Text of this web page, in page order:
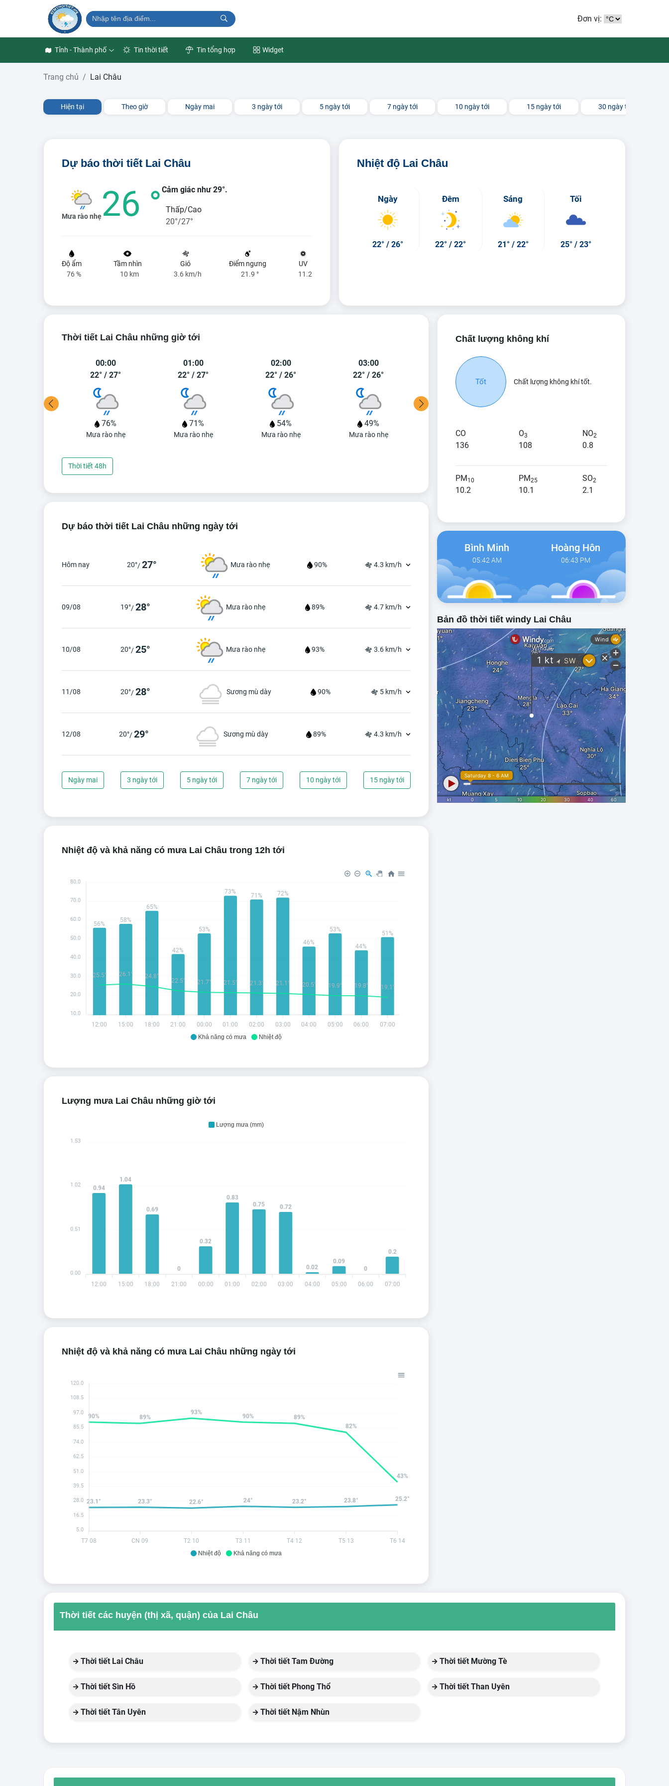
Đơn vị:
Tỉnh - Thành phố Tin thời tiết Tin tổng hợp Widget
Trang chủ Lai Châu
Hiện tại Theo giờ Ngày mai 3 ngày tới 5 ngày tới 7 ngày tới 10 ngày tới 15 ngày tới 30 ngày tới
Dự báo thời tiết Lai Châu
Mưa rào nhẹ26 ° Cảm giác như 29°.
Thấp/Cao
20°/27°
Độ ẩm
76 %
Tầm nhìn
10 km
Gió
3.6 km/h
Điểm ngưng
21.9 °
UV
11.2
Nhiệt độ Lai Châu
Ngày
22°/26°
Đêm
22°/22°
Sáng
21° / 22°
Tối
25°/23°
Thời tiết Lai Châu những giờ tới
00:00
22° / 27°
76%
Mưa rào nhẹ
01:00
22° / 27°
71%
Mưa rào nhẹ
02:00
22° / 26°
54%
Mưa rào nhẹ
03:00
22° / 26°
49%
Mưa rào nhẹ
04:00
/
Mưa rào nhẹ Mưa rào nhẹ
Thời tiết 48h
Dự báo thời tiết Lai Châu những ngày tới
Hôm nay 20°/27° Mưa rào nhẹ 90% 4.3 km/h
09/08 19°/28° Mưa rào nhẹ 89% 4.7 km/h
10/08 20°/25° Mưa rào nhẹ 93% 3.6 km/h
11/08 20°/28° Sương mù dày 90% 5 km/h
12/08 20°/29° Sương mù dày 89% 4.3 km/h
Ngày mai 3 ngày tới 5 ngày tới 7 ngày tới 10 ngày tới 15 ngày tới
Nhiệt độ và khả năng có mưa Lai Châu trong 12h tới
Khả năng có mưa Nhiệt độ
12:00 15:00 18:00 21:00 00:00 01:00 02:00 03:00 04:00 05:00 06:00 07:00
56%
58%
65%
42%
53%
73%
71% 72%
46%
53%
44%
51%
25.5° 26.1° 24.8°
22.5° 21.7° 21.5° 21.3° 21.1° 20.5° 19.9° 19.8° 19.1°
80.0
70.0
60.0
50.0
40.0
30.0
20.0
10.0
Lượng mưa Lai Châu những giờ tới
Lượng mưa (mm)
12:00 15:00 18:00 21:00 00:00 01:00 02:00 03:00 04:00 05:00 06:00 07:00
0.94
1.04
0.69
0
0.32
0.83
0.75
0.72
0.02
0.09
0
0.2
1.53
1.02
0.51
0.00
Nhiệt độ và khả năng có mưa Lai Châu những ngày tới
Nhiệt độ Khả năng có mưa
T7 08 CN 09 T2 10 T3 11 T4 12 T5 13 T6 14
23.1° 23.3° 22.6° 24° 23.2° 23.8° 25.2°
90% 89%
93%
90%
89%
82%
43%
120.0
108.5
97.0
85.5
74.0
62.5
51.0
39.5
28.0
16.5
5.0
Chất lượng không khí
Tốt Chất lượng không khí tốt.
CO
136
O3
108
NO2
0.8
PM10
10.2
PM25
10.1
SO2
2.1
Bình Minh
05:42 AM
Hoàng Hôn
06:43 PM
Bản đồ thời tiết windy Lai Châu
Thời tiết các huyện (thị xã, quận) của Lai Châu
Thời tiết Lai Châu Thời tiết Tam Đường Thời tiết Mường Tè
Thời tiết Sìn Hồ Thời tiết Phong Thổ Thời tiết Than Uyên
Thời tiết Tân Uyên Thời tiết Nậm Nhùn